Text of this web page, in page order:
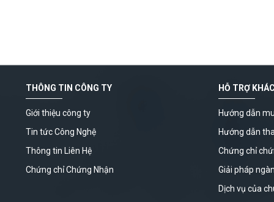
THÔNG TIN CÔNG TY
Giới thiệu công ty
Tin tức Công Nghệ
Thông tin Liên Hệ
Chứng chỉ Chứng Nhận
HỖ TRỢ
Hướng dẫn
Hướng dẫn
Chứng chỉ
Giải pháp
Dịch vụ của